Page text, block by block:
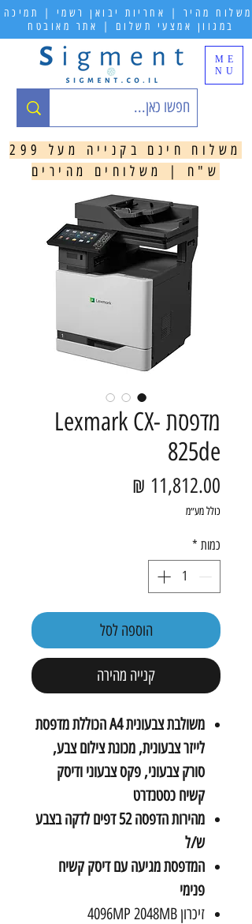
ME
NU
משלוח מהיר | אחריות יבואן רשמי | תמיכה
במגוון אמצעי תשלום | אתר מאובטח
משלוח חינם בקנייה מעל 299
ש"ח | משלוחים מהירים
מדפסת Lexmark CX-
825de
כולל מע״מ
כמות *
הוספה לסל
קנייה מהירה
משולבת צבעונית A4 הכוללת מדפסת
לייזר צבעונית, מכונת צילום צבע,
סורק צבעוני, פקס צבעוני ודיסק
קשיח כסטנדרט
מהירות הדפסה 52 דפים לדקה בצבע
ש/ל
המדפסת מגיעה עם דיסק קשיח
פנימי
זיכרון 4096MP 2048MB